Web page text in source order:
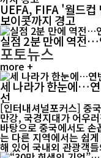
UEFA, FIFA '월드
보이콧까지 경고
실점 2분 만에 역전…
포토뉴스
more +
세 나라가 한눈에…
선
[인터내셔널포커스] 중
만강, 국경지대가 어우
바탕으로 중국에서도
는 다른 지역에서는 쉽